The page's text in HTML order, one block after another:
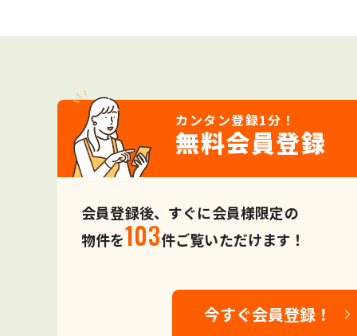
カンタン登録1分！
無料会員登録
会員登録後、すぐに会員様限定の
物件を103件ご覧いただけます！
今すぐ会員登録！